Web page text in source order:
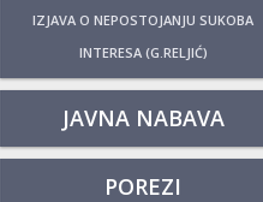
IZJAVA O NEPOSTOJANJU SUKOBA
INTERESA (G.RELJIĆ)
JAVNA NABAVA
POREZI